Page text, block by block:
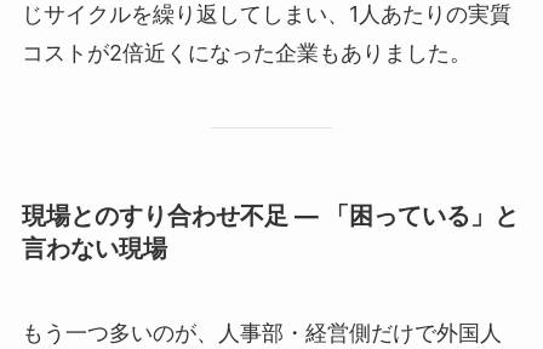
じサイクルを繰り返してしまい、1人あたりの実質
コストが2倍近くになった企業もありました。
現場とのすり合わせ不足 ― 「困っている」と
言わない現場
もう一つ多いのが、人事部・経営側だけで外国人